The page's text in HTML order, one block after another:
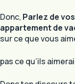
Donc, Parlez de
appartement de
sur ce que vous
pas ce qu’ils